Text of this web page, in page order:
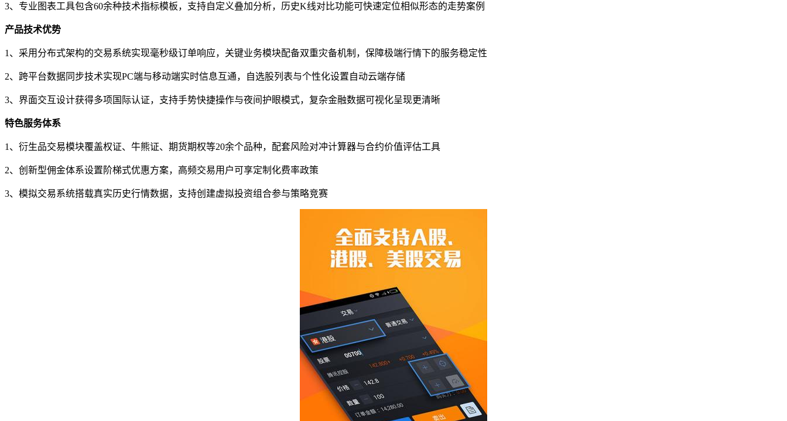
3、专业图表工具包含60余种技术指标模板，支持自定义叠加分析，历史K线对比功能可快速定位相似形态的走势案例
产品技术优势
1、采用分布式架构的交易系统实现毫秒级订单响应，关键业务模块配备双重灾备机制，保障极端行情下的服务稳定性
2、跨平台数据同步技术实现PC端与移动端实时信息互通，自选股列表与个性化设置自动云端存储
3、界面交互设计获得多项国际认证，支持手势快捷操作与夜间护眼模式，复杂金融数据可视化呈现更清晰
特色服务体系
1、衍生品交易模块覆盖权证、牛熊证、期货期权等20余个品种，配套风险对冲计算器与合约价值评估工具
2、创新型佣金体系设置阶梯式优惠方案，高频交易用户可享定制化费率政策
3、模拟交易系统搭载真实历史行情数据，支持创建虚拟投资组合参与策略竞赛